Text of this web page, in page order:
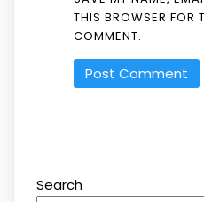
THIS BROWSER FOR
COMMENT.
Search